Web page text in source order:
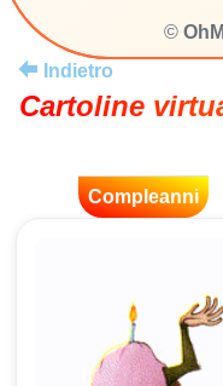
©
Indietro
Cartoline
Compleanni